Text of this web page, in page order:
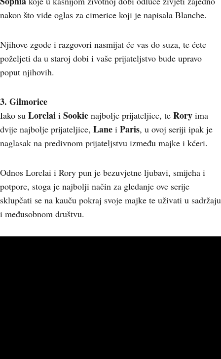
nakon što vide oglas za cimerice koji je napisala Blanche.
Njihove zgode i razgovori nasmijat će vas do suza, te ćete
poželjeti da u staroj dobi i vaše prijateljstvo bude upravo
poput njihovih.
3. Gilmorice
Iako su Lorelai i Sookie najbolje prijateljice, te Rory ima
dvije najbolje prijateljice, Lane i Paris, u ovoj seriji ipak je
naglasak na predivnom prijateljstvu između majke i kćeri.
Odnos Lorelai i Rory pun je bezuvjetne ljubavi, smijeha i
potpore, stoga je najbolji način za gledanje ove serije
sklupčati se na kauču pokraj svoje majke te uživati u sadržaju
i međusobnom društvu.